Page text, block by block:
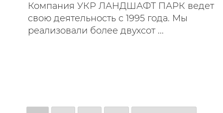
Компания УКР ЛАНДШАФТ ПАРК ведет
свою деятельность с 1995 года. Мы
реализовали более двухсот ...